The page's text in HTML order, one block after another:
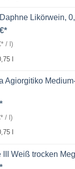
Likörwein,
€
/ )
l
Agiorgitiko
/ )
III Weiß trocken